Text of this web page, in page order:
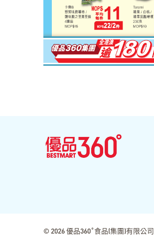
© 2026 優品360˚食品(集團)有限公司